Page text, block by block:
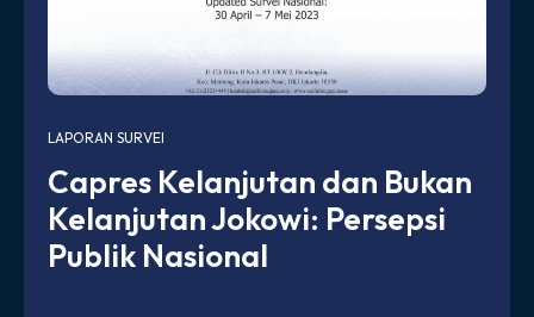
LAPORAN SURVEI
Capres Kelanjutan dan Bukan
Kelanjutan Jokowi: Persepsi
Publik Nasional